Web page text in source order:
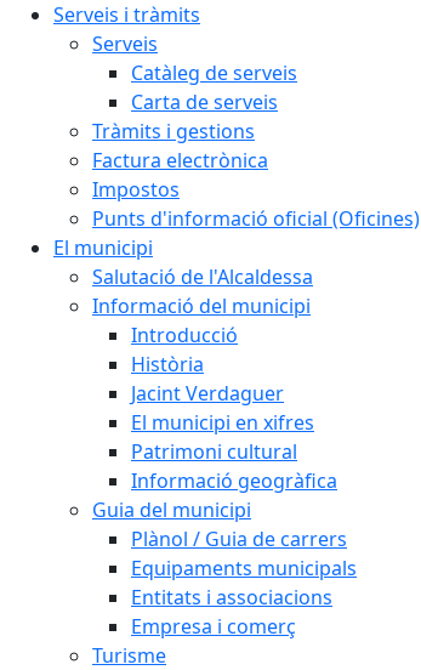
Serveis i tràmits
Serveis
Catàleg de serveis
Carta de serveis
Tràmits i gestions
Factura electrònica
Impostos
Punts d'informació oficial (Oficines)
El municipi
Salutació de l'Alcaldessa
Informació del municipi
Introducció
Història
Jacint Verdaguer
El municipi en xifres
Patrimoni cultural
Informació geogràfica
Guia del municipi
Plànol / Guia de carrers
Equipaments municipals
Entitats i associacions
Empresa i comerç
Turisme